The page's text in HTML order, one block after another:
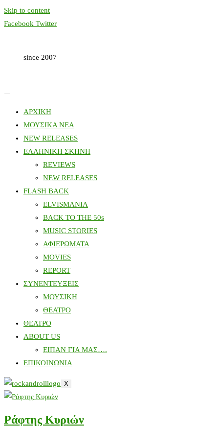
Skip to content
Facebook Twitter
since 2007
ΑΡΧΙΚΗ
ΜΟΥΣΙΚΑ ΝΕΑ
NEW RELEASES
ΕΛΛΗΝΙΚΗ ΣΚΗΝΗ
REVIEWS
NEW RELEASES
FLASH BACK
ELVISMANIA
BACK TO THE 50s
MUSIC STORIES
ΑΦΙΕΡΩΜΑΤΑ
MOVIES
REPORT
ΣΥΝΕΝΤΕΥΞΕΙΣ
ΜΟΥΣΙΚΗ
ΘΕΑΤΡΟ
ΘΕΑΤΡΟ
ABOUT US
ΕΙΠΑΝ ΓΙΑ ΜΑΣ….
ΕΠΙΚΟΙΝΩΝΙΑ
X
Ράφτης Κυριών